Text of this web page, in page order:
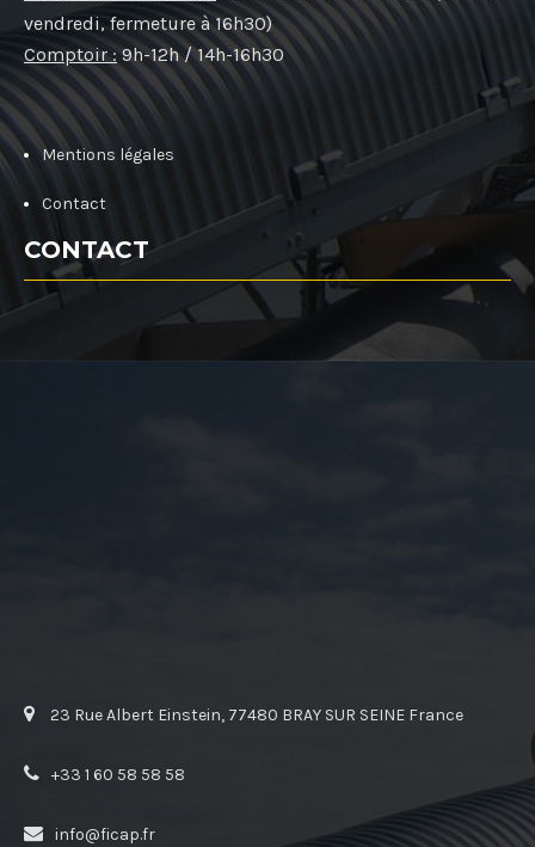
vendredi, fermeture à 16h30)
Comptoir : 9h-12h / 14h-16h30
Mentions légales
Contact
CONTACT
23 Rue Albert Einstein, 77480 BRAY SUR SEINE France
+33 1 60 58 58 58
info@ficap.fr